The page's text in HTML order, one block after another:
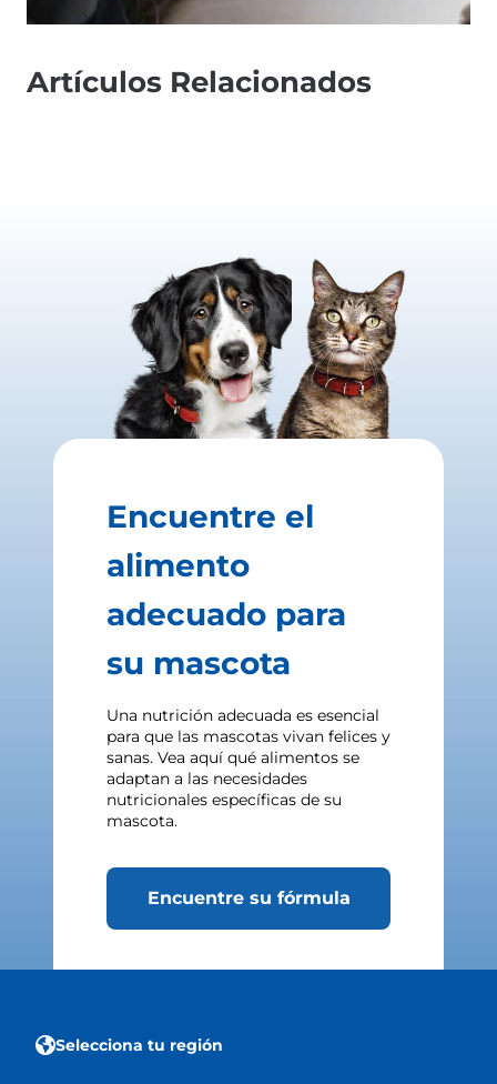
Artículos Relacionados
Encuentre el
alimento
adecuado para
su mascota
Una nutrición adecuada es esencial
para que las mascotas vivan felices y
sanas. Vea aquí qué alimentos se
adaptan a las necesidades
nutricionales específicas de su
mascota.
Encuentre su fórmula
Selecciona tu región